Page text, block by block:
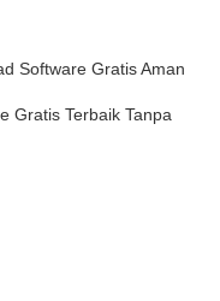
Software Gratis Aman
Gratis Terbaik Tanpa